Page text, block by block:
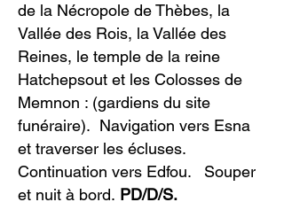
de la Nécropole de Thèbes, la
Vallée des Rois, la Vallée des
Reines, le temple de la reine
Hatchepsout et les Colosses de
Memnon : (gardiens du site
funéraire). Navigation vers Esna
et traverser les écluses.
Continuation vers Edfou. Souper
et nuit à bord. PD/D/S.​